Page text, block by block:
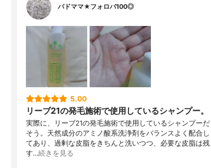
バドママ★フォロバ100◎
5.00
リーブ21の発毛施術で使用しているシャンプー。
実際に、リーブ21の発毛施術で使用しているシャンプーだ
そう。天然成分のアミノ酸系洗浄剤をバランスよく配合し
てあり、過剰な皮脂をきちんと洗いつつ、必要な皮脂は残
す…続きを見る